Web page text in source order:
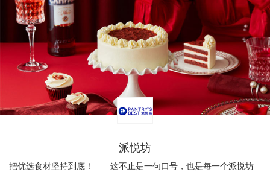
派悦坊
把优选食材坚持到底！——这不止是一句口号，也是每一个派悦坊